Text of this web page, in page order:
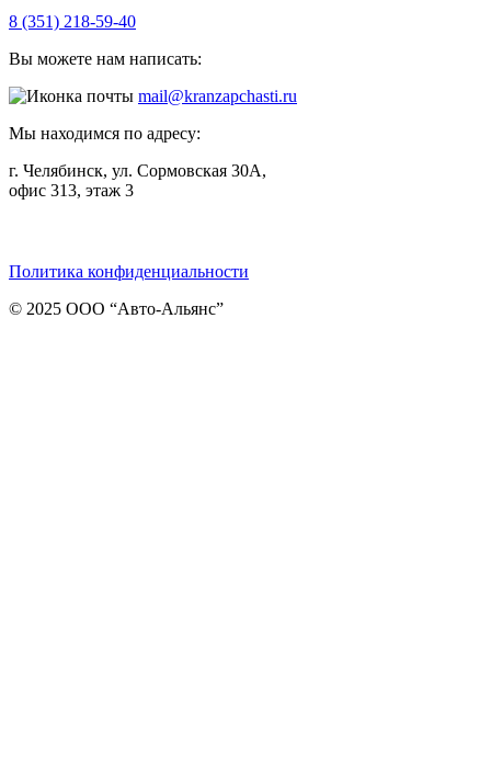
8 (351) 218-59-40
Вы можете нам написать:
mail@kranzapchasti.ru
Мы находимся по адресу:
г. Челябинск, ул. Сормовская 30А,
офис 313, этаж 3
Политика конфиденциальности
© 2025 ООО “Авто-Альянс”